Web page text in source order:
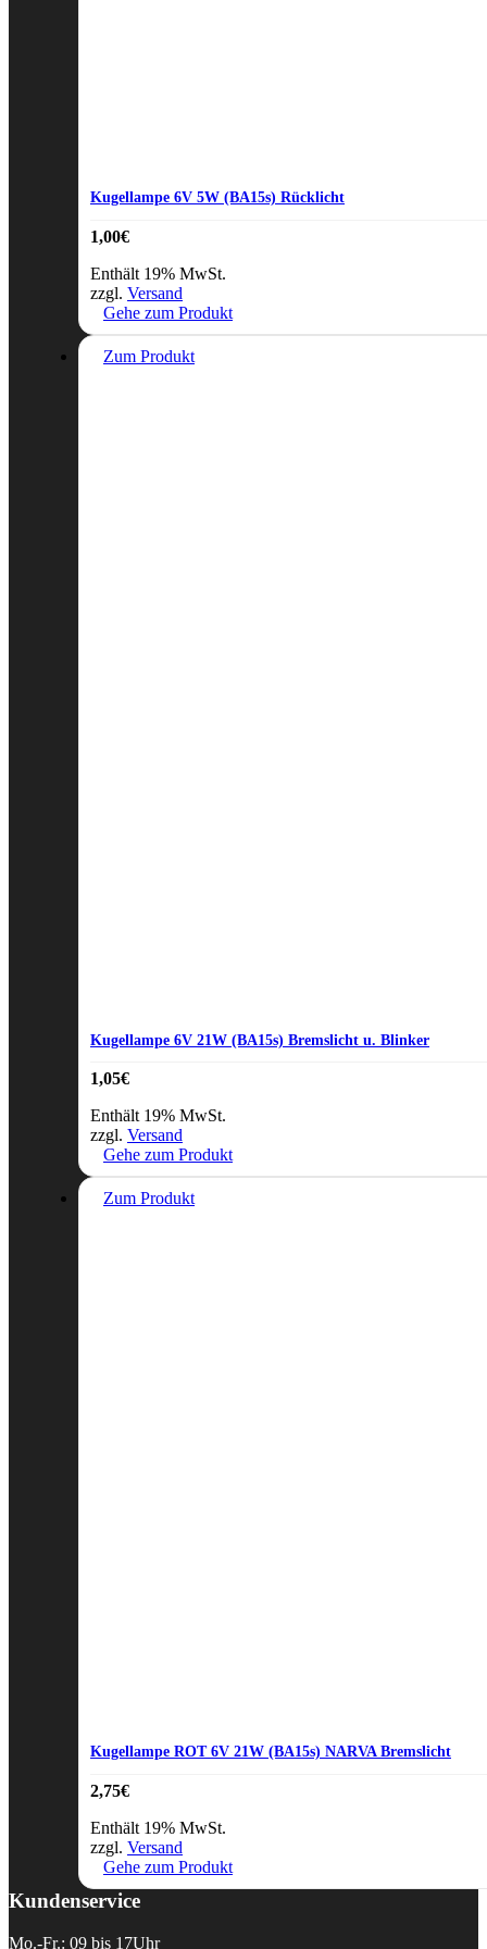
Kugellampe 6V 5W (BA15s) Rücklicht
1,00€
Enthält 19% MwSt.
zzgl. Versand
Gehe zum Produkt
Zum Produkt
Kugellampe 6V 21W (BA15s) Bremslicht u. Blinker
1,05€
Enthält 19% MwSt.
zzgl. Versand
Gehe zum Produkt
Zum Produkt
Kugellampe ROT 6V 21W (BA15s) NARVA Bremslicht
2,75€
Enthält 19% MwSt.
zzgl. Versand
Gehe zum Produkt
Kundenservice
Mo.-Fr.: 09 bis 17Uhr